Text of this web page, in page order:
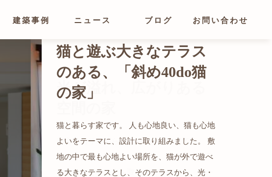
建築事例 ニュース ブログ お問い合わせ
猫と暮らす家です。 人も心地良い、猫も心地
よいをテーマに、設計に取り組みました。 敷
地の中で最も心地よい場所を、猫が外で遊べ
る大きなテラスとし、そのテラスから、光・
光が溢れ、広がりある
都心でありながらも緑の多いエリアです。 そ
の緑の借景も取り入れること、窓の配置を工
夫することで、光を取り入れながらも、カー
自然の中の岩山を切り開いて造った、ワイル